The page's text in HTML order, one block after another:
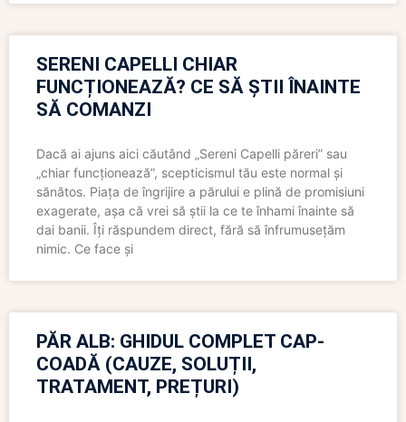
SERENI CAPELLI CHIAR
FUNCȚIONEAZĂ? CE SĂ ȘTII ÎNAINTE
SĂ COMANZI
Dacă ai ajuns aici căutând „Sereni Capelli păreri” sau
„chiar funcționează”, scepticismul tău este normal și
sănătos. Piața de îngrijire a părului e plină de promisiuni
exagerate, așa că vrei să știi la ce te înhami înainte să
dai banii. Îți răspundem direct, fără să înfrumusețăm
nimic. Ce face și
PĂR ALB: GHIDUL COMPLET CAP-
COADĂ (CAUZE, SOLUȚII,
TRATAMENT, PREȚURI)